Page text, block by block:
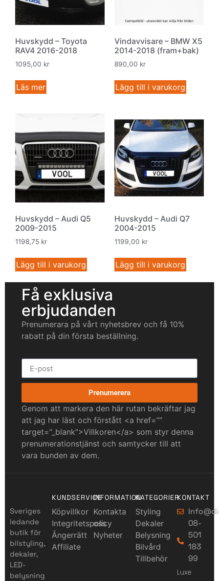
Huvskydd – Toyota
RAV4 2016-2018
1095,00 kr
Läs mer
Vindavvisare – BMW X5
2014-2018 (fram+bak)
890,00 kr
Lägg till i varukorg
Huvskydd – Audi Q5
2009-2015
1198,75 kr
Lägg till i varukorg
Huvskydd – Audi Q7
2004-2015
1199,00 kr
Lägg till i varukorg
Få exklusiva
erbjudanden
Prenumerara på vårt nyhetsbrev och få 10%
rabatt på din första beställning.
Prenumerera
Genom att markera den här rutan bekräftar jag
att jag har läst och förstått <a href=””
target=”_blank”>Villkoren</a> som styr denna
prenumerationstjänst och samtycker till att
vara bunden av dem.
Sveriges
ledande
butik för
bilstyling,
dekaler,
LED-
belysning
KUNDSERVICE
Köpvillkor
Integritetspolicy
Ångerrätt
Affiliate
INFORMATION
Kontakta
oss
Nyheter
KATEGORIER
Styling
Dekaler
Belysning
Bilvård
Tillbehör
KONTAKT
08-
501
183
99
Luxe